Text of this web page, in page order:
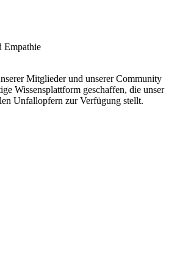
Empathie
Mitglieder und unserer Community
Wissensplattform geschaffen, die unser
Unfallopfern zur Verfügung stellt.